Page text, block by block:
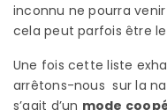
inconnu ne pourra
cela peut parfois être
Une fois cette liste
arrêtons-nous sur la
s’agit d’un mode